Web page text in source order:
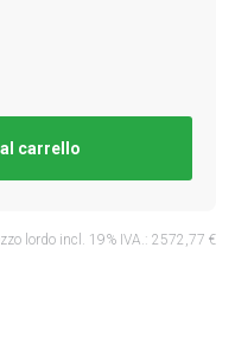
carrello
lordo incl. 19% IVA.: 2572,77 €